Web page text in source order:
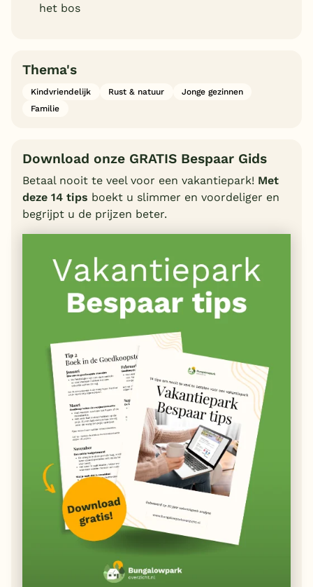
het bos
Thema's
Kindvriendelijk Rust & natuur
Jonge gezinnen
Familie
Download onze GRATIS Bespaar Gids
Betaal nooit te veel voor een vakantiepark! Met
deze 14 tips boekt u slimmer en voordeliger en
begrijpt u de prijzen beter.